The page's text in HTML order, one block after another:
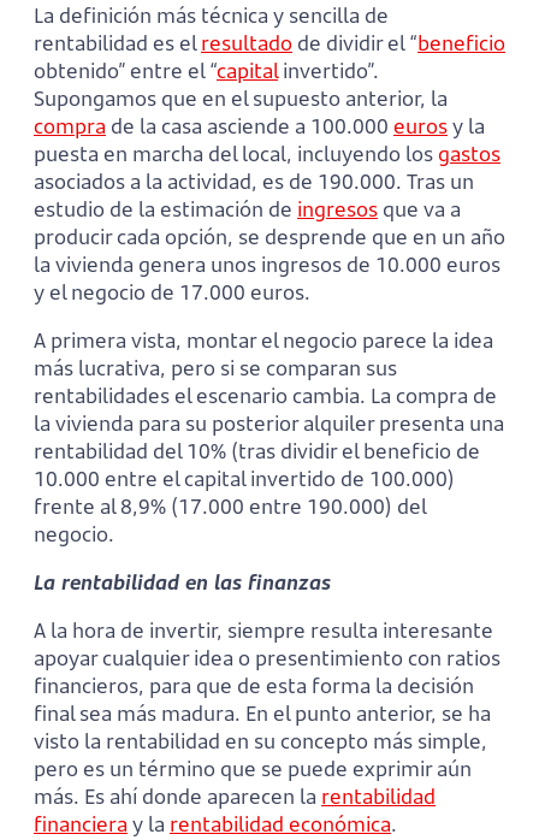
La definición más técnica y sencilla de
rentabilidad es elresultado de dividir el “beneficio
obtenido” entre el “capitalinvertido”.
Supongamos que en el supuesto anterior, la
compra de la casa asciende a 100.000 eurosy la
puesta en marcha del local, incluyendo los gastos
asociados a la actividad, es de 190.000. Tras un
estudio de la estimación de ingresos que va a
producir cada opción, se desprende que en un año
la vivienda genera unos ingresos de 10.000 euros
y el negocio de 17.000 euros.
A primera vista, montar el negocio parece la idea
más lucrativa, pero si se comparan sus
rentabilidades el escenario cambia. La compra de
la vivienda para su posterior alquiler presenta una
rentabilidad del 10% (tras dividir el beneficio de
10.000 entre el capital invertido de 100.000)
frente al 8,9% (17.000 entre 190.000) del
negocio.
La rentabilidad en las finanzas
A la hora de invertir, siempre resulta interesante
apoyar cualquier idea o presentimiento con ratios
financieros, para que de esta forma la decisión
final sea más madura. En el punto anterior, se ha
visto la rentabilidad en su concepto más simple,
pero es un término que se puede exprimir aún
más. Es ahí donde aparecen la rentabilidad
financiera y la rentabilidad económica.